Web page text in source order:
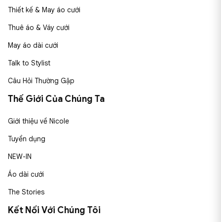
Thiết kế & May áo cưới
Thuê áo & Váy cưới
May áo dài cưới
Talk to Stylist
Câu Hỏi Thường Gặp
Thế Giới Của Chúng Ta
Giới thiệu về Nicole
Tuyển dụng
NEW-IN
Áo dài cưới
The Stories
Kết Nối Với Chúng Tôi